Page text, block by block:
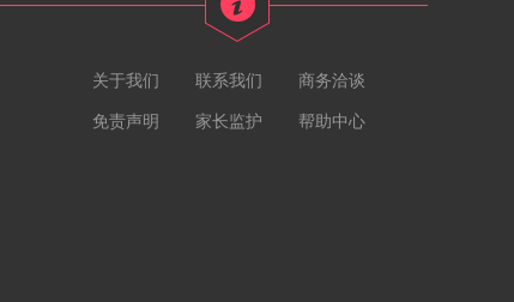
关于我们 联系我们 商务洽谈
免责声明 家长监护 帮助中心